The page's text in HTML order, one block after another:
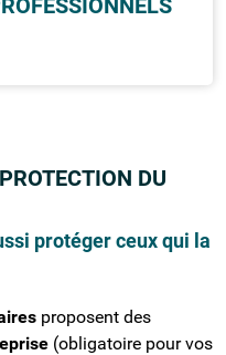
DU
protéger ceux qui la
proposent des
(obligatoire pour vos